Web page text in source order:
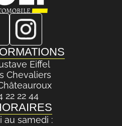
Eiffel
Chevaliers
22 22 44
au samedi :